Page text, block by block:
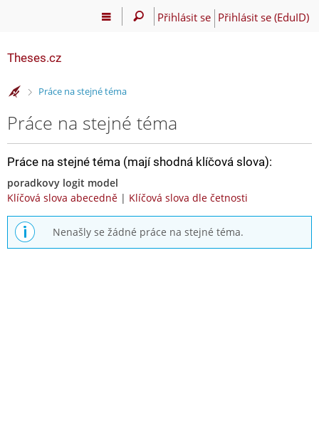
Přihlásit se Přihlásit se (EduID)
Theses.cz
>Práce na stejné téma
Práce na stejné téma
Práce na stejné téma (mají shodná klíčová slova):
poradkovy logit model
Klíčová slova abecedně | Klíčová slova dle četnosti
Nenašly se žádné práce na stejné téma.